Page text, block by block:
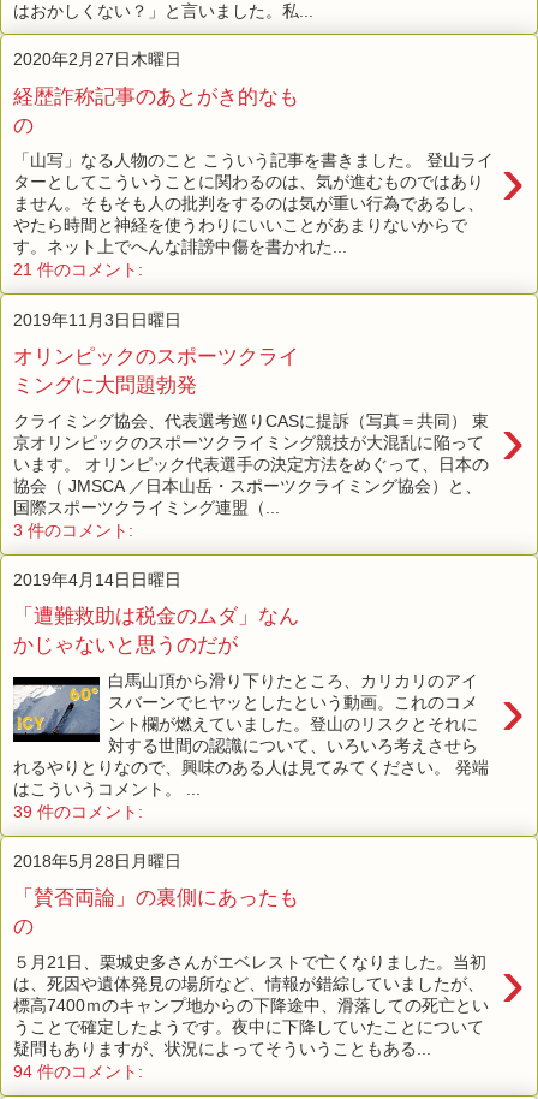
はおかしくない？」と言いました。私...
2020年2月27日木曜日
経歴詐称記事のあとがき的なも
の
›
「山写」なる人物のこと こういう記事を書きました。 登山ライ
ターとしてこういうことに関わるのは、気が進むものではあり
ません。そもそも人の批判をするのは気が重い行為であるし、
やたら時間と神経を使うわりにいいことがあまりないからで
す。ネット上でへんな誹謗中傷を書かれた...
21 件のコメント:
2019年11月3日日曜日
オリンピックのスポーツクライ
ミングに大問題勃発
›
クライミング協会、代表選考巡りCASに提訴（写真＝共同） 東
京オリンピックのスポーツクライミング競技が大混乱に陥って
います。 オリンピック代表選手の決定方法をめぐって、日本の
協会（ JMSCA ／日本山岳・スポーツクライミング協会）と、
国際スポーツクライミング連盟（...
3 件のコメント:
2019年4月14日日曜日
「遭難救助は税金のムダ」なん
かじゃないと思うのだが
›
白馬山頂から滑り下りたところ、カリカリのアイ
スバーンでヒヤッとしたという動画。これのコメ
ント欄が燃えていました。登山のリスクとそれに
対する世間の認識について、いろいろ考えさせら
れるやりとりなので、興味のある人は見てみてください。 発端
はこういうコメント。 ...
39 件のコメント:
2018年5月28日月曜日
「賛否両論」の裏側にあったも
の
›
５月21日、栗城史多さんがエベレストで亡くなりました。当初
は、死因や遺体発見の場所など、情報が錯綜していましたが、
標高7400ｍのキャンプ地からの下降途中、滑落しての死亡とい
うことで確定したようです。夜中に下降していたことについて
疑問もありますが、状況によってそういうこともある...
94 件のコメント: